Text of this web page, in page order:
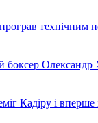
технічним
боксер
Кадіру і